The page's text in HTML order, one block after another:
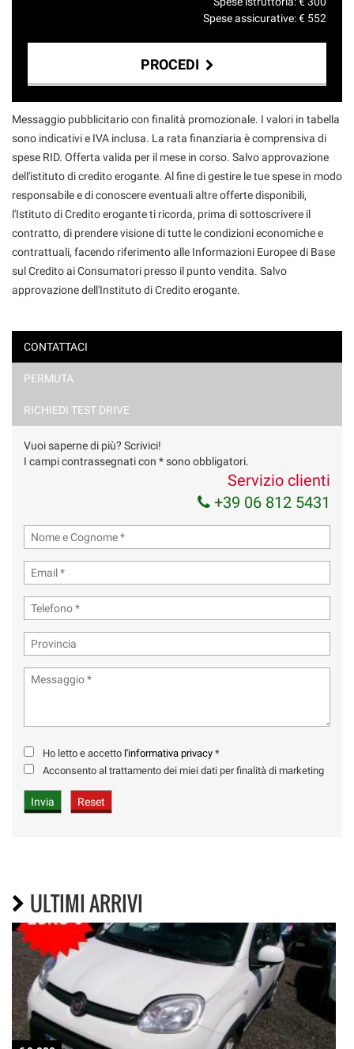
Spese assicurative: € 552
PROCEDI
Contattaci
Ho letto e accetto
marketing
Invia la tua richiesta
Messaggio pubblicitario con finalità promozionale. I valori in tabella
sono indicativi e IVA inclusa. La rata finanziaria è comprensiva di
spese RID. Offerta valida per il mese in corso. Salvo approvazione
dell'istituto di credito erogante. Al fine di gestire le tue spese in modo
responsabile e di conoscere eventuali altre offerte disponibili,
l'Istituto di Credito erogante ti ricorda, prima di sottoscrivere il
contratto, di prendere visione di tutte le condizioni economiche e
contrattuali, facendo riferimento alle Informazioni Europee di Base
sul Credito ai Consumatori presso il punto vendita. Salvo
approvazione dell'Instituto di Credito erogante.
CONTATTACI
PERMUTA
RICHIEDI TEST DRIVE
Vuoi saperne di più? Scrivici!
I campi contrassegnati con * sono obbligatori.
Servizio clienti
+39 06 812 5431
Ho letto e accetto l'informativa privacy *
Acconsento al trattamento dei miei dati per finalità di marketing
ULTIMI ARRIVI